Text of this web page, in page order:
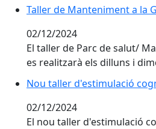
Taller de Manteniment a la
Taller de Manteniment a la
02/12/2024
El taller de Parc de salut/
es realitzarà els dilluns i
Nou taller d'estimulació
Nou taller d'estimulació
02/12/2024
El nou taller d'estimulació